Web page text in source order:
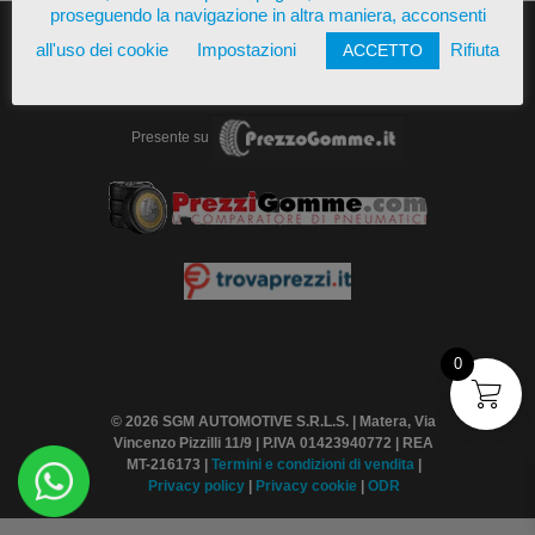
Presente su
© 2026 SGM AUTOMOTIVE S.R.L.S. | Matera, Via
Vincenzo Pizzilli 11/9 | P.IVA 01423940772 | REA
MT-216173 |
Termini e condizioni di vendita
Privacy policy
Privacy cookie ODR
proseguendo la navigazione in altra maniera, acconsenti
all'uso dei cookie
Impostazioni ACCETTO Rifiuta
0